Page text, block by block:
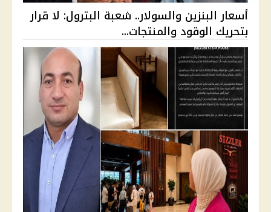
أسعار البنزين والسولار.. شعبة البترول: لا قرار
بتحريك الوقود والمنتجات...